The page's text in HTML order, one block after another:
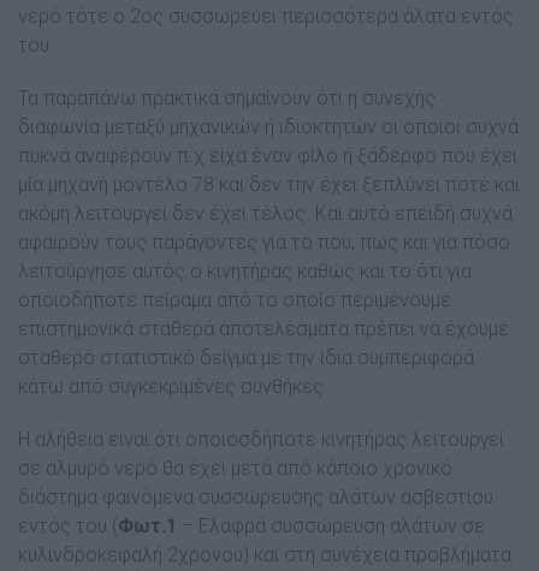
νερό τότε ο 2ος συσσωρεύει περισσότερα άλατα εντός
του.
Τα παραπάνω πρακτικά σηµαίνουν ότι η συνεχής
διαφωνία µεταξύ µηχανικών ή ιδιοκτητών οι οποίοι συχνά
πυκνά αναφέρουν π.χ είχα έναν φίλο ή ξάδερφο που έχει
µία µηχανή µοντέλο 78 και δεν την έχει ξεπλύνει ποτέ και
ακόµη λειτουργεί δεν έχει τέλος. Και αυτό επειδή συχνά
αφαιρούν τους παράγοντες για το που, πως και για πόσο
λειτούργησε αυτός ο κινητήρας καθώς και το ότι για
οποιοδήποτε πείραµα από το οποίο περιµένουµε
επιστηµονικά σταθερά αποτελέσµατα πρέπει να έχουµε
σταθερό στατιστικό δείγµα µε την ίδια συµπεριφορά
κάτω από συγκεκριµένες συνθήκες.
Η αλήθεια είναι ότι οποιοσδήποτε κινητήρας λειτουργεί
σε αλµυρό νερό θα έχει µετά από κάποιο χρονικό
διάστηµα φαινόµενα συσσώρευσης αλάτων ασβεστίου
εντός του (Φωτ.1 – Ελαφρά συσσώρευση αλάτων σε
κυλινδροκεφαλή 2χρονου) και στη συνέχεια προβλήµατα